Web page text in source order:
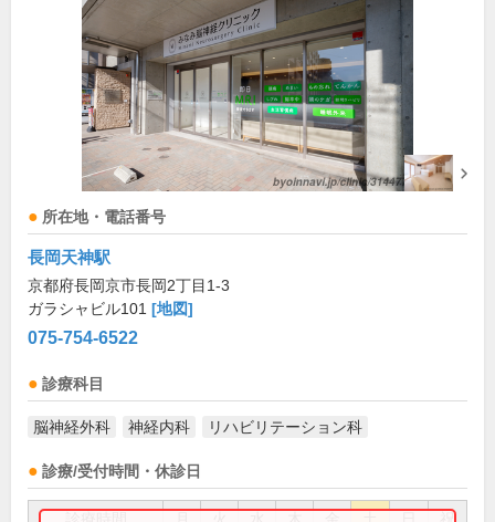
所在地・電話番号
長岡天神駅
京都府長岡京市長岡2丁目1-3
ガラシャビル101 [地図]
075-754-6522
診療科目
脳神経外科 神経内科 リハビリテーション科
診療/受付時間・休診日